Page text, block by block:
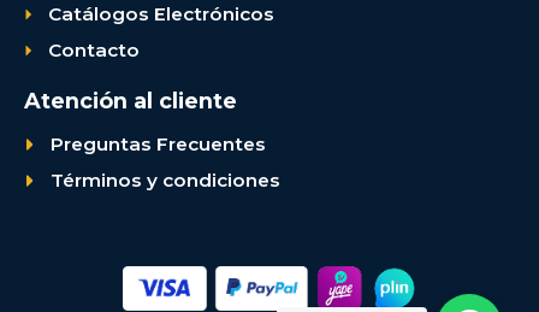
Catálogos Electrónicos
Contacto
Atención al cliente
Preguntas Frecuentes
Términos y condiciones